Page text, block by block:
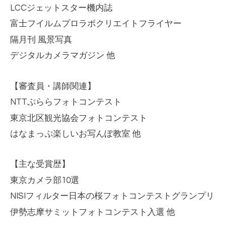
LCCジェットスター機内誌
富士フイルムプロラボクリエイトフライヤー
隔月刊 風景写真
デジタルカメラマガジン 他
【審査員・講師関連】
NTTぷららフォトコンテスト
東京北区観光協会フォトコンテスト
はなまっぷ楽しいお写んぽ教室 他
【主な受賞歴】
東京カメラ部10選
NISI フィルター日本の桜フォトコンテストグランプリ
伊勢志摩サミットフォトコンテスト入選 他